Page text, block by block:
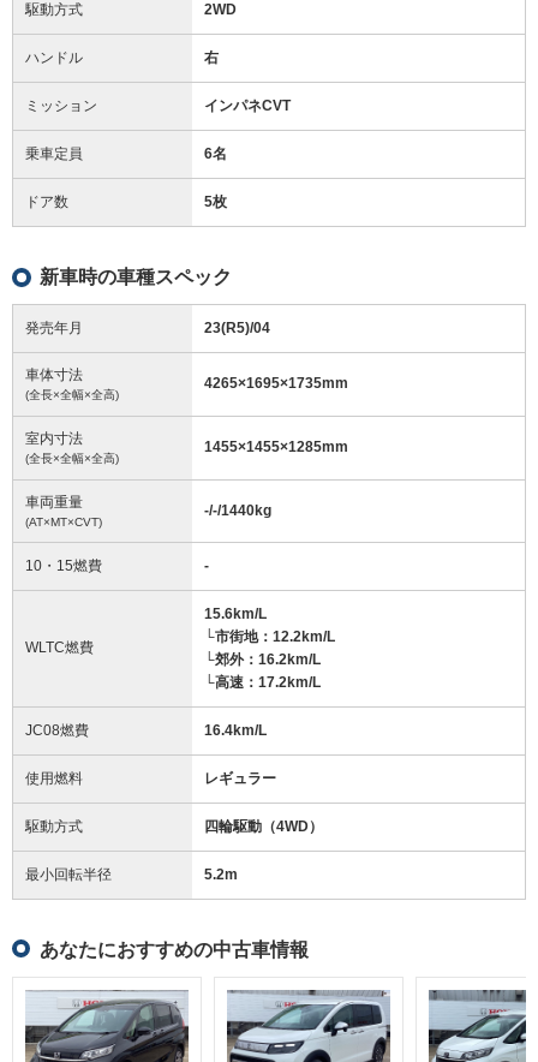
駆動方式 2WD
ハンドル 右
ミッション インパネCVT
乗車定員 6名
ドア数 5枚
新車時の車種スペック
発売年月 23(R5)/04
車体寸法
(全長×全幅×全高)
4265×1695×1735mm
室内寸法
(全長×全幅×全高)
1455×1455×1285mm
車両重量
(AT×MT×CVT)
-/-/1440kg
10・15燃費 -
WLTC燃費
15.6km/L
└市街地：12.2km/L
└郊外：16.2km/L
└高速：17.2km/L
JC08燃費 16.4km/L
使用燃料 レギュラー
駆動方式 四輪駆動（4WD）
最小回転半径 5.2m
あなたにおすすめの中古車情報